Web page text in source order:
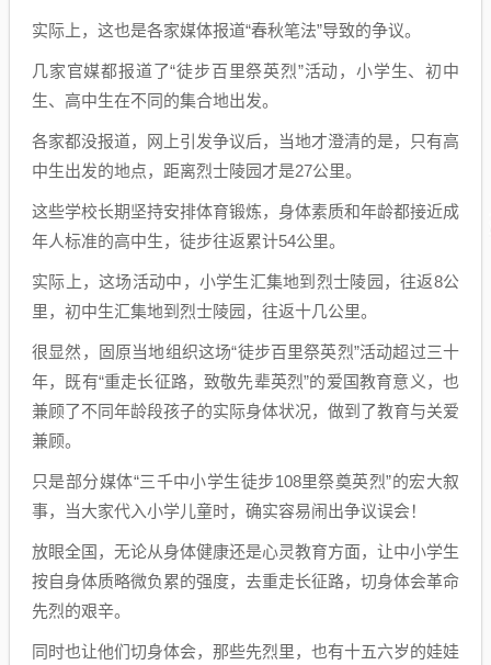
实际上，这也是各家媒体报道“春秋笔法”导致的争议。
几家官媒都报道了“徒步百里祭英烈”活动，小学生、初中
生、高中生在不同的集合地出发。
各家都没报道，网上引发争议后，当地才澄清的是，只有高
中生出发的地点，距离烈士陵园才是27公里。
这些学校长期坚持安排体育锻炼，身体素质和年龄都接近成
年人标准的高中生，徒步往返累计54公里。
实际上，这场活动中，小学生汇集地到烈士陵园，往返8公
里，初中生汇集地到烈士陵园，往返十几公里。
很显然，固原当地组织这场“徒步百里祭英烈”活动超过三十
年，既有“重走长征路，致敬先辈英烈”的爱国教育意义，也
兼顾了不同年龄段孩子的实际身体状况，做到了教育与关爱
兼顾。
只是部分媒体“三千中小学生徒步108里祭奠英烈”的宏大叙
事，当大家代入小学儿童时，确实容易闹出争议误会！
放眼全国，无论从身体健康还是心灵教育方面，让中小学生
按自身体质略微负累的强度，去重走长征路，切身体会革命
先烈的艰辛。
同时也让他们切身体会，那些先烈里，也有十五六岁的娃娃